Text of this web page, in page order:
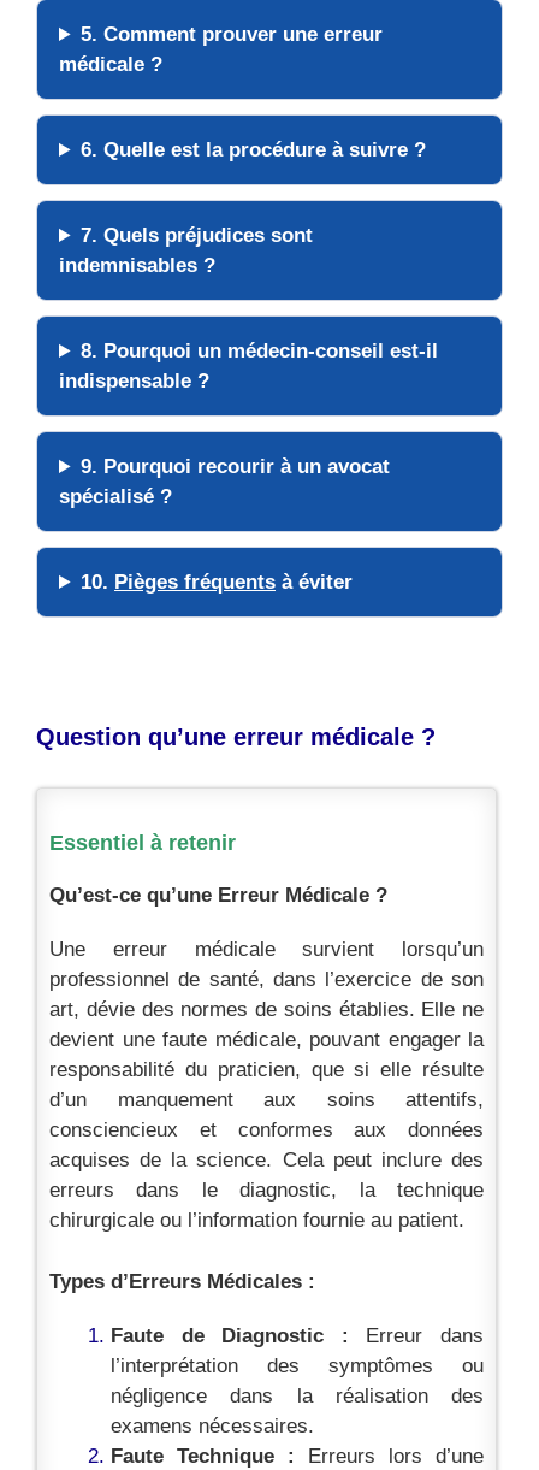
5. Comment prouver une erreur
médicale ?
6. Quelle est la procédure à suivre ?
7. Quels préjudices sont
indemnisables ?
8. Pourquoi un médecin-conseil est-il
indispensable ?
9. Pourquoi recourir à unavocat
spécialisé ?
10. Pièges fréquents à éviter
Question qu’une erreur médicale ?
Essentiel à retenir
Qu’est-ce qu’une Erreur Médicale ?
Une erreur médicale survient lorsqu’un
professionnel de santé, dans l’exercice de son
art, dévie des normes de soins établies. Elle ne
devient une faute médicale, pouvant engager la
responsabilité du praticien, que si elle résulte
d’un manquement aux soins attentifs,
consciencieux et conformes aux données
acquises de la science. Cela peut inclure des
erreurs dans le diagnostic, la technique
chirurgicale ou l’information fournie au patient.
Types d’Erreurs Médicales :
Faute de Diagnostic : Erreur dans
l’interprétation des symptômes ou
négligence dans la réalisation des
examens nécessaires.
Faute Technique :
Erreurs lors d’une